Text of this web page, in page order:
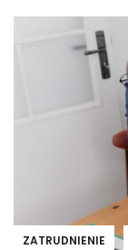
ZATRUDNIENIE